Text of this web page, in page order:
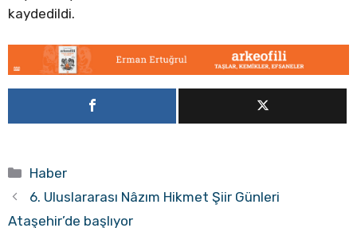
kaydedildi.
Kategoriler
Haber
6. Uluslararası Nâzım Hikmet Şiir Günleri
Ataşehir’de başlıyor